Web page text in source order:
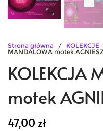
Strona główna / KOLEKCJE
MANDALOWA motek
KOLEKCJA
motek
47,00 zł